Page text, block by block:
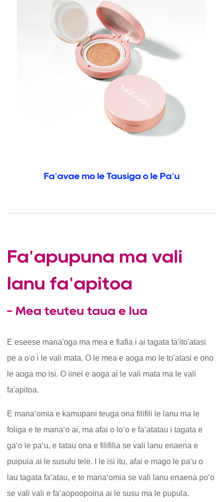
Fa'avae mo le Tausiga o le Pa'u
Fa'apupuna ma vali
lanu fa'apitoa
- Mea teuteu taua e lua
E eseese mana'oga ma mea e fiafia i ai tagata ta'ito'atasi
pe a o'o i le vali mata. O le mea e aoga mo le to'atasi e ono
le aoga mo isi. O iinei e aoga ai le vali mata ma le vali
fa'apitoa.
E manaʻomia e kamupani teuga ona filifili le lanu ma le
foliga e te manaʻo ai, ma afai o loʻo e faʻatatau i tagata e
gaʻo le paʻu, e tatau ona e filifilia se vali lanu enaena e
puipuia ai le susulu tele. I le isi itu, afai e mago le paʻu o
lau tagata faʻatau, e te manaʻomia se vali lanu enaena poʻo
se vali vali e faʻaopoopoina ai le susu ma le pupula.